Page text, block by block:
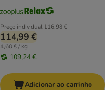
Preço individual 116,98 €
114,99 €
4,60 € / kg
109,24 €
Adicionar ao carrinho